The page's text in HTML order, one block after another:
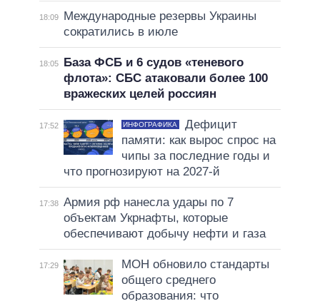
18:09
Международные резервы Украины
сократились в июле
18:05
База ФСБ и 6 судов «теневого
флота»: СБС атаковали более 100
вражеских целей россиян
17:52 ИНФОГРАФИКА
Дефицит
памяти: как вырос спрос на
чипы за последние годы и
что прогнозируют на 2027-й
17:38 Армия рф нанесла удары по 7
объектам Укрнафты, которые
обеспечивают добычу нефти и газа
17:29
МОН обновило стандарты
общего среднего
образования: что